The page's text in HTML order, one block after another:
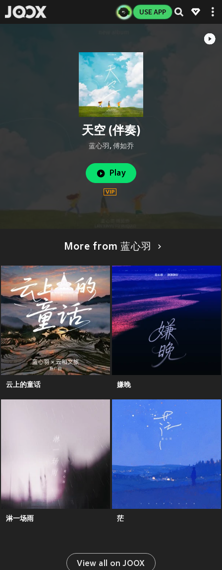
USE APP
天空 (伴奏)
蓝心羽, 傅如乔
Play
More from 蓝心羽
云上的童话 嫌晚
淋一场雨 茫
View all on JOOX